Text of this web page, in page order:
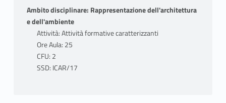
Ambito disciplinare: Rappresentazione dell'architettura
e dell'ambiente
Attività: Attività formative caratterizzanti
Ore Aula: 25
CFU: 2
SSD: ICAR/17